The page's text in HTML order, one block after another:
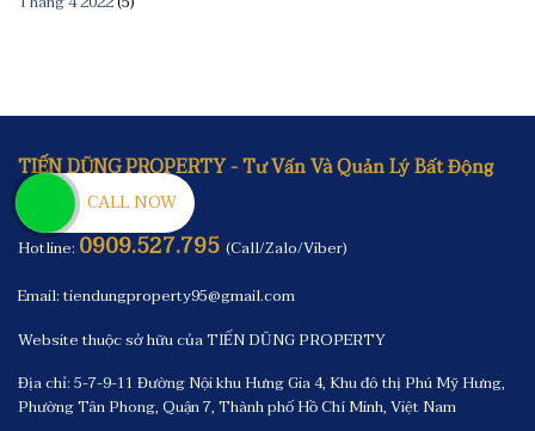
TIẾN DŨNG PROPERTY - Tư Vấn Và Quản Lý Bất Động
Sản Cao Cấp !
Hotline: 0909.527.795 (Call/Zalo/Viber)
Email: tiendungproperty95@gmail.com
Website thuộc sở hữu của TIẾN DŨNG PROPERTY
Địa chỉ: 5-7-9-11 Đường Nội khu Hưng Gia 4, Khu đô thị Phú Mỹ Hưng,
Phường Tân Phong, Quận 7, Thành phố Hồ Chí Minh, Việt Nam
CALL NOW